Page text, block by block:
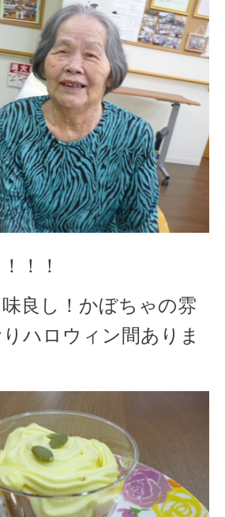
！！
良し！かぼちゃの雰
ハロウィン間ありま